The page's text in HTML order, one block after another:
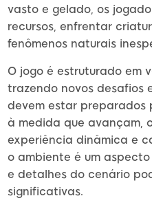
vasto e gelado, os
recursos, enfrentar
fenômenos naturais
O jogo é estruturado em
trazendo novos desafios
devem estar
à medida que avançam,
experiência dinâmica e
o ambiente é um
e detalhes do cenário
significativas.